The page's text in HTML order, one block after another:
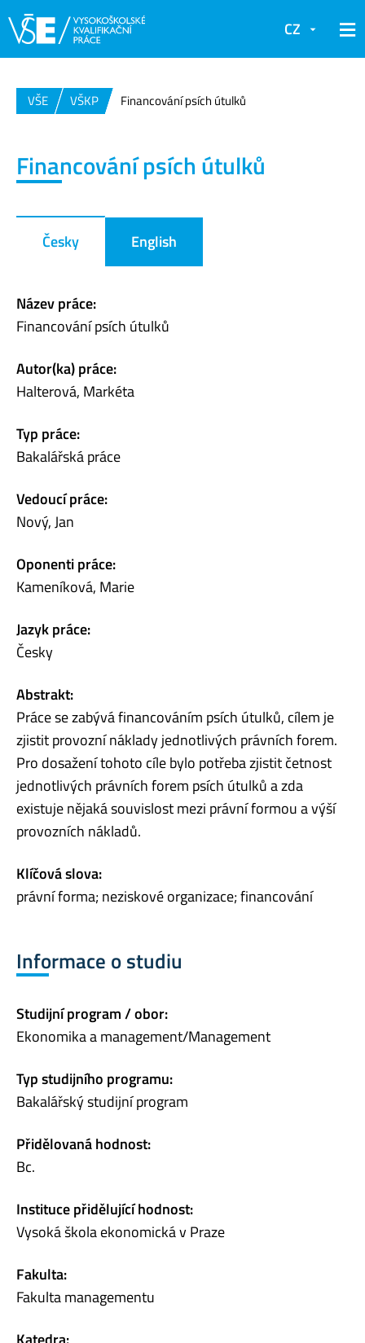
CZ
VŠE VŠKP Financování psích útulků
Financování psích útulků
Česky English
Název práce:
Financování psích útulků
Autor(ka) práce:
Halterová, Markéta
Typ práce:
Bakalářská práce
Vedoucí práce:
Nový, Jan
Oponenti práce:
Kameníková, Marie
Jazyk práce:
Česky
Abstrakt:
Práce se zabývá financováním psích útulků, cílem je
zjistit provozní náklady jednotlivých právních forem.
Pro dosažení tohoto cíle bylo potřeba zjistit četnost
jednotlivých právních forem psích útulků a zda
existuje nějaká souvislost mezi právní formou a výší
provozních nákladů.
Klíčová slova:
právní forma; neziskové organizace; financování
Informace o studiu
Studijní program / obor:
Ekonomika a management/Management
Typ studijního programu:
Bakalářský studijní program
Přidělovaná hodnost:
Bc.
Instituce přidělující hodnost:
Vysoká škola ekonomická v Praze
Fakulta:
Fakulta managementu